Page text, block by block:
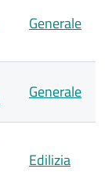
Generale
Generale
Edilizia